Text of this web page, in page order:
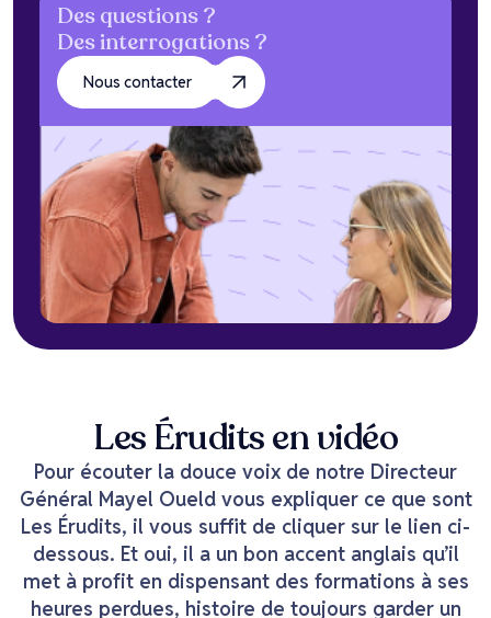
Des questions ?
Des interrogations ?
Nous contacter
Les Érudits envidéo
Pour écouter la douce voix de notre Directeur
Général Mayel Oueld vous expliquer ce que sont
Les Érudits, il vous suffit de cliquer sur le lien ci-
dessous. Et oui, il a un bon accent anglais qu’il
met à profit en dispensant des formations à ses
heures perdues, histoire de toujours garder un